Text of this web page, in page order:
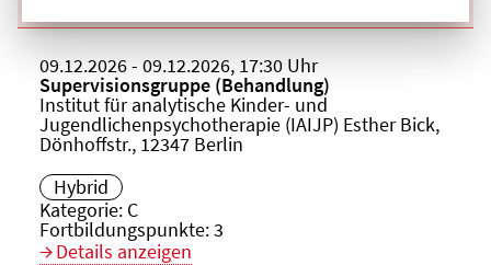
Beginn:
09.12.2026Ende und Anfangszeit:
- 09.12.2026, 17:30 Uhr
Veranstaltungstitel:
Supervisionsgruppe (Behandlung)
Veranstaltungsort:
Institut für analytische Kinder- und
Jugendlichenpsychotherapie (IAIJP) Esther Bick,
Dönhoffstr., 12347 Berlin
Hybrid
Kategorie: C
Fortbildungspunkte:3
Details anzeigen